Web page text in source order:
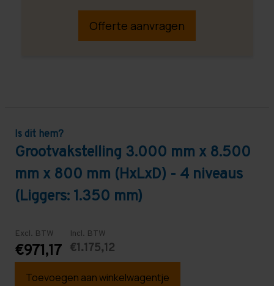
Offerte aanvragen
Is dit hem?
Grootvakstelling 3.000 mm x 8.500
mm x 800 mm (HxLxD) - 4 niveaus
(Liggers: 1.350 mm)
Excl. BTW
€971,17
Incl. BTW
€1.175,12
Toevoegen aan winkelwagentje